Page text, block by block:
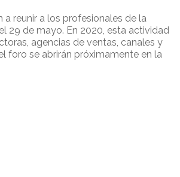
reunir a los profesionales de la
29 de mayo. En 2020, esta actividad
agencias de ventas, canales y
foro se abrirán próximamente en la